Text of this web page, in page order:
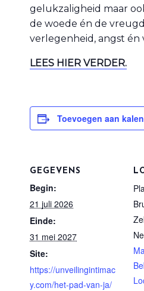
gelukzaligheid maar
de woede én de
verlegenheid, angst én
LEES HIER VERDER.
Toevoegen aan
GEGEVENS
Begin:
21 juli 2026
Einde:
31 mei 2027
Site:
https://unveilingintimac
y.com/het-pad-van-ja/